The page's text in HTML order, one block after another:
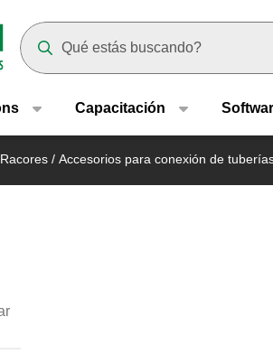
navigation
Capacitación
Racores / Accesorios para conexión de